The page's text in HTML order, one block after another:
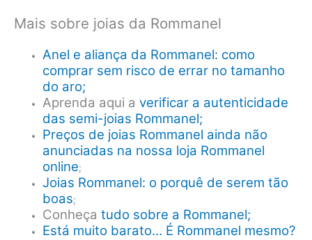
Mais sobre joias da Rommanel
Anel e aliança da Rommanel: como
comprar sem risco de errar no tamanho
do aro;
Aprenda aqui averificar a autenticidade
das semi-joias Rommanel;
Preços de joias Rommanel ainda não
anunciadas na nossa loja Rommanel
online;
Joias Rommanel: o porquê de serem tão
boas;
Conheçatudo sobre a Rommanel;
Está muito barato… É Rommanel mesmo?